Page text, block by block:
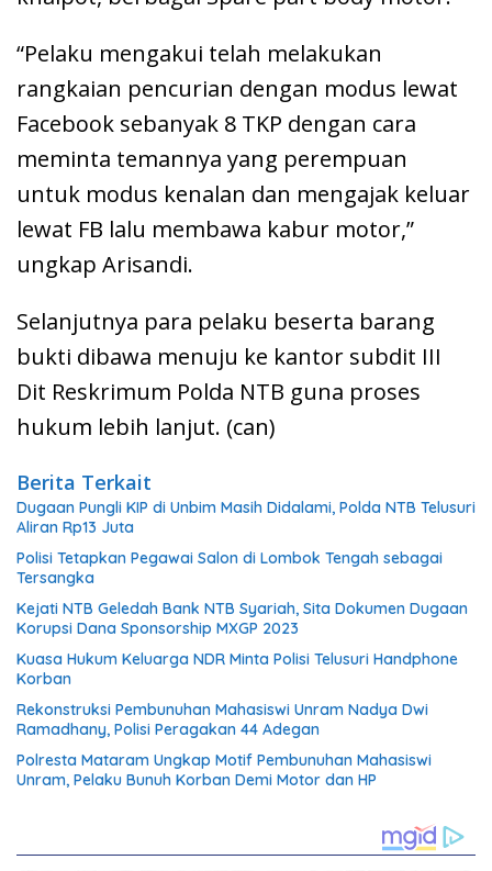
“Pelaku mengakui telah melakukan
rangkaian pencurian dengan modus lewat
Facebook sebanyak 8 TKP dengan cara
meminta temannya yang perempuan
untuk modus kenalan dan mengajak keluar
lewat FB lalu membawa kabur motor,”
ungkap Arisandi.
Selanjutnya para pelaku beserta barang
bukti dibawa menuju ke kantor subdit III
Dit Reskrimum Polda NTB guna proses
hukum lebih lanjut. (can)
Berita Terkait
Dugaan Pungli KIP di Unbim Masih Didalami, Polda NTB Telusuri
Aliran Rp13 Juta
Polisi Tetapkan Pegawai Salon di Lombok Tengah sebagai
Tersangka
Kejati NTB Geledah Bank NTB Syariah, Sita Dokumen Dugaan
Korupsi Dana Sponsorship MXGP 2023
Kuasa Hukum Keluarga NDR Minta Polisi Telusuri Handphone
Korban
Rekonstruksi Pembunuhan Mahasiswi Unram Nadya Dwi
Ramadhany, Polisi Peragakan 44 Adegan
Polresta Mataram Ungkap Motif Pembunuhan Mahasiswi
Unram, Pelaku Bunuh Korban Demi Motor dan HP